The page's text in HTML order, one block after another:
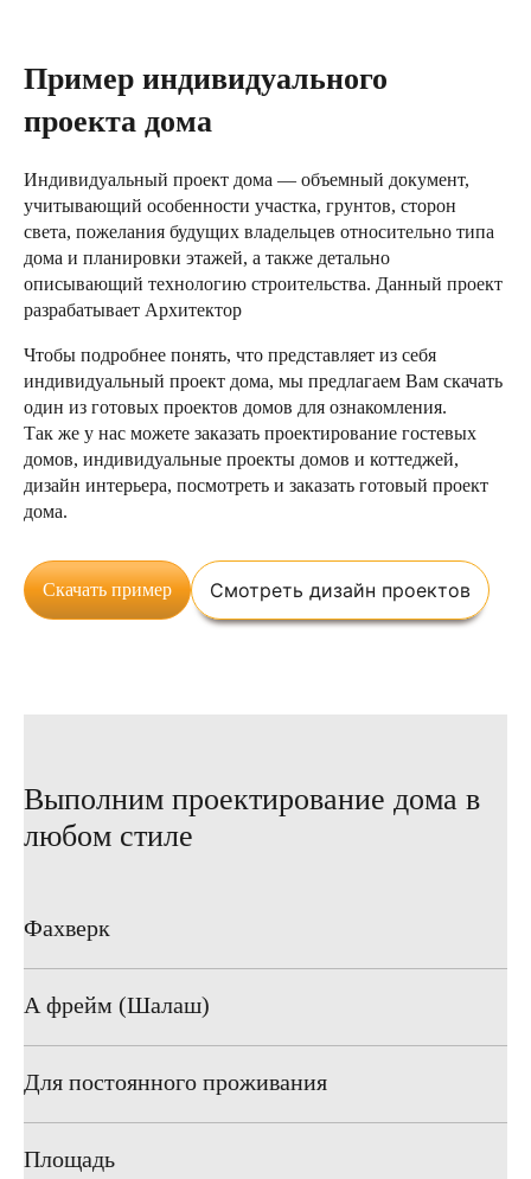
Пример индивидуального
проекта дома
Индивидуальный проект дома — объемный документ,
учитывающий особенности участка, грунтов, сторон
света, пожелания будущих владельцев относительно типа
дома и планировки этажей, а также детально
описывающий технологию строительства. Данный проект
разрабатывает Архитектор
Чтобы подробнее понять, что представляет из себя
индивидуальный проект дома, мы предлагаем Вам скачать
один из готовых проектов домов для ознакомления.
Так же у нас можете заказать проектирование гостевых
домов, индивидуальные проекты домов и коттеджей,
дизайн интерьера, посмотреть и заказать готовый проект
дома.
Скачать пример Смотреть дизайн проектов
Выполним проектирование дома в
любом стиле
Фахверк
А фрейм (Шалаш)
Для постоянного проживания
Площадь